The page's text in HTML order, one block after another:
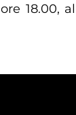
18.00,